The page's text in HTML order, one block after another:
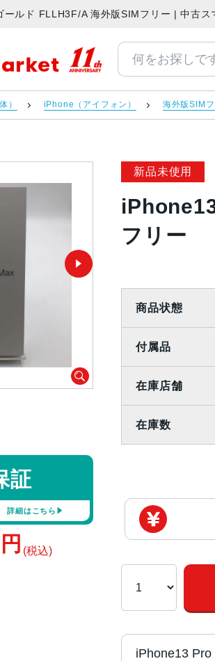
ルド FLLH3F/A 海外版SIMフリー | 中古ス
） iPhone（アイフォン） 海外版SIM
新品未使用
フリー
証
詳細はこちら
円 (税込)
商品状態
付属品
在庫店舗
在庫数
iPhone13